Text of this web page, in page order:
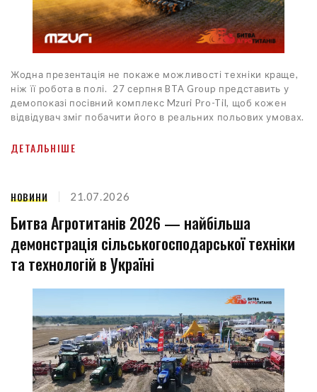
Жодна презентація не покаже можливості техніки краще,
ніж її робота в полі. 27 серпня BTA Group представить у
демопоказі посівний комплекс Mzuri Pro-Til, щоб кожен
відвідувач зміг побачити його в реальних польових умовах.
ДЕТАЛЬНІШЕ
НОВИНИ 21.07.2026
Битва Агротитанів 2026 — найбільша
демонстрація сільськогосподарської техніки
та технологій в Україні